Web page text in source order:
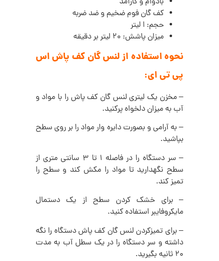
کف گان فوم ضخیم و ضد ضربه
حجم: ا لیتر
میزان پاشش: 20 لیتر بر دقیقه
نحوه استفاده از لنس گان کف پاش اس
پی تی ای:
– مخزن یک لیتری لنس گان کف پاش را با مواد و
آب به میزان دلخواه پرکنید.
– به آرامی و بصورت دایره وار مواد را بر روی سطح
بپاشید.
– سر دستگاه را در فاصله 1 تا 3 سانتی متری از
سطح نگهدارید تا مواد را مکش کند و سطح را
تمیز کند.
– برای خشک کردن سطح از یک دستمال
مایکروفایبر استفاده کنید.
– برای تمیزکردن لنس گان کف پاش دستگاه را نگه
داشته و سر دستگاه را در یک سطل آب به مدت
20 ثانیه بگیرید.